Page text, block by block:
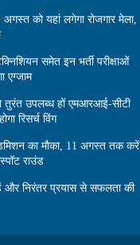
अगस्त को यहां लगेगा रोजगार मेला,
समेत इन भर्ती परीक्षाओं
एग्जाम
तुरंत उपलब्ध हों एमआरआई-सीटी
रिसर्च विंग
का मौका, 11 अगस्त तक करें
राउंड
और निरंतर प्रयास से सफलता की